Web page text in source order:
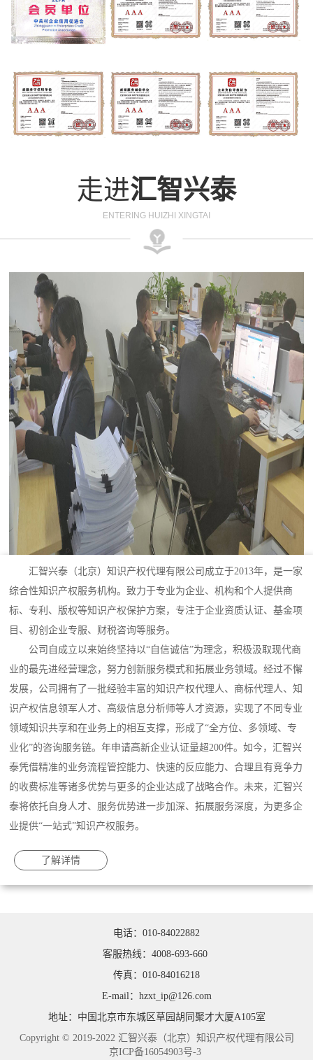
走进汇智兴泰
ENTERING HUIZHI XINGTAI
汇智兴泰（北京）知识产权代理有限公司成立于2013年，是一家
综合性知识产权服务机构。致力于专业为企业、机构和个人提供商
标、专利、版权等知识产权保护方案，专注于企业资质认证、基金项
目、初创企业专服、财税咨询等服务。
公司自成立以来始终坚持以“自信诚信”为理念，积极汲取现代商
业的最先进经营理念，努力创新服务模式和拓展业务领域。经过不懈
发展，公司拥有了一批经验丰富的知识产权代理人、商标代理人、知
识产权信息领军人才、高级信息分析师等人才资源，实现了不同专业
领域知识共享和在业务上的相互支撑，形成了“全方位、多领域、专
业化”的咨询服务链。年申请高新企业认证量超200件。如今，汇智兴
泰凭借精准的业务流程管控能力、快速的反应能力、合理且有竞争力
的收费标准等诸多优势与更多的企业达成了战略合作。未来，汇智兴
泰将依托自身人才、服务优势进一步加深、拓展服务深度，为更多企
业提供“一站式”知识产权服务。
了解详情
电话：010-84022882
客服热线：4008-693-660
传真：010-84016218
E-mail：hzxt_ip@126.com
地址：中国北京市东城区草园胡同聚才大厦A105室
Copyright © 2019-2022 汇智兴泰（北京）知识产权代理有限公司
京ICP备16054903号-3